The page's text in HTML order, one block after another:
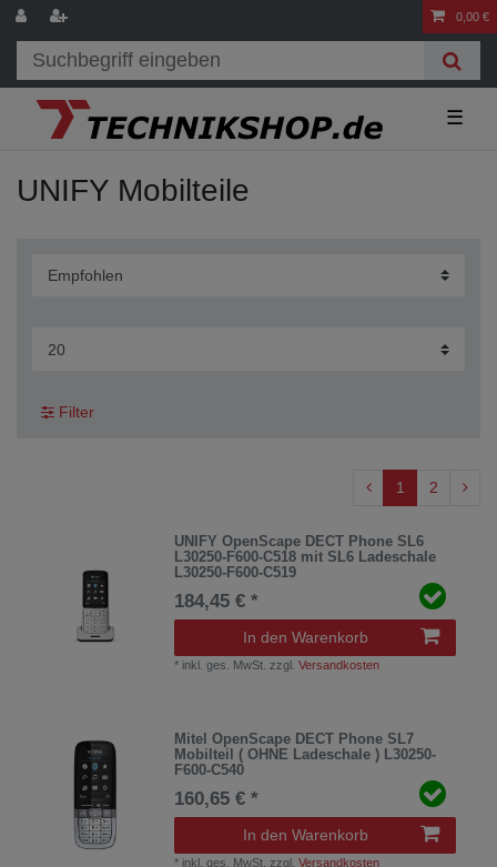
0,00 €
☰
UNIFY Mobilteile
Filter
1 2
UNIFY OpenScape DECT Phone SL6
L30250-F600-C518 mit SL6 Ladeschale
L30250-F600-C519
184,45 € *
In den Warenkorb
* inkl. ges. MwSt. zzgl.Versandkosten
Mitel OpenScape DECT Phone SL7
Mobilteil ( OHNE Ladeschale ) L30250-
F600-C540
160,65 € *
In den Warenkorb
* inkl. ges. MwSt. zzgl.Versandkosten